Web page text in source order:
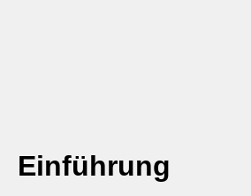
Einführung